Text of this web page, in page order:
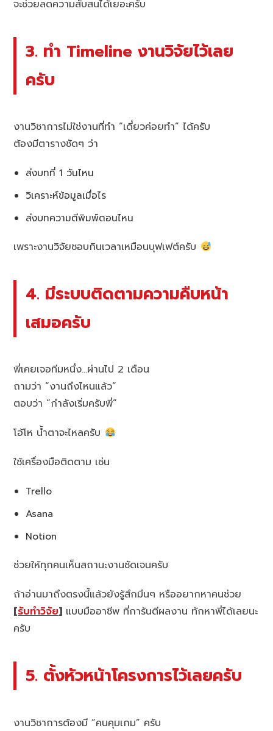
จะช่วยลดความสับสนได้เยอะครับ
3. ทำ Timeline งานวิจัยไว้เลย
ครับ
งานวิชาการไม่ใช่งานที่ทำ “เดี๋ยวค่อยทำ” ได้ครับ
ต้องมีตารางชัดๆ ว่า
ส่งบทที่ 1 วันไหน
วิเคราะห์ข้อมูลเมื่อไร
ส่งบทความตีพิมพ์ตอนไหน
เพราะงานวิจัยชอบกินเวลาเหมือนบุฟเฟต์ครับ
4. มีระบบติดตามความคืบหน้า
เสมอครับ
พี่เคยเจอทีมหนึ่ง…ผ่านไป 2 เดือน
ถามว่า “งานถึงไหนแล้ว”
ตอบว่า “กำลังเริ่มครับพี่”
โอ้โห น้ำตาจะไหลครับ
ใช้เครื่องมือติดตาม เช่น
Trello
Asana
Notion
ช่วยให้ทุกคนเห็นสถานะงานชัดเจนครับ
ถ้าอ่านมาถึงตรงนี้แล้วยังรู้สึกมึนๆ หรืออยากหาคนช่วย
[รับทำวิจัย] แบบมืออาชีพ ที่การันตีผลงาน ทักหาพี่ได้เลยนะ
ครับ
5. ตั้งหัวหน้าโครงการไว้เลยครับ
งานวิชาการต้องมี “คนคุมเกม” ครับ